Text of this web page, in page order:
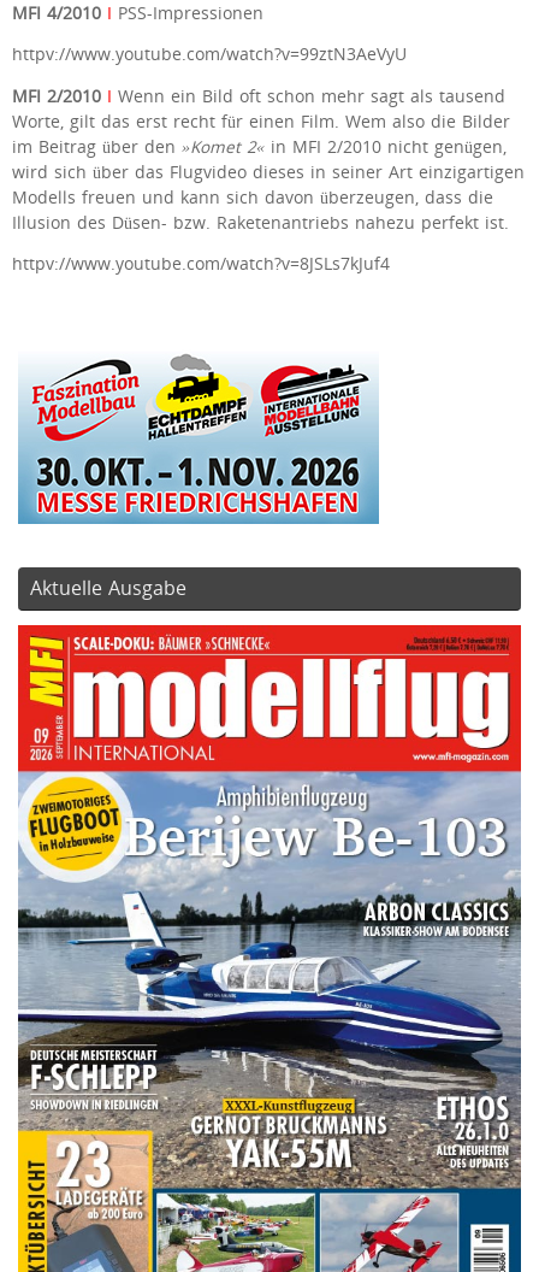
MFI 4/2010 I PSS-Impressionen
httpv://www.youtube.com/watch?v=99ztN3AeVyU
MFI 2/2010 I Wenn ein Bild oft schon mehr sagt als tausend
Worte, gilt das erst recht für einen Film. Wem also die Bilder
im Beitrag über den »Komet 2« in MFI 2/2010 nicht genügen,
wird sich über das Flugvideo dieses in seiner Art einzigartigen
Modells freuen und kann sich davon überzeugen, dass die
Illusion des Düsen- bzw. Raketenantriebs nahezu perfekt ist.
httpv://www.youtube.com/watch?v=8JSLs7kJuf4
Aktuelle Ausgabe